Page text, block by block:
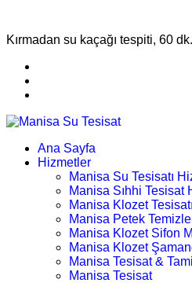
Kırmadan su kaçağı tespiti, 60
Ana Sayfa
Hizmetler
Manisa Su Tesisatı
Manisa Sıhhi Tesisat
Manisa Klozet
Manisa Petek
Manisa Klozet Sifon
Manisa Klozet
Manisa Tesisat &
Manisa Tesisat